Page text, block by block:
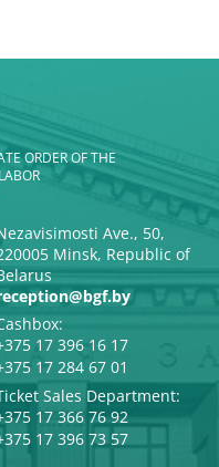
ORDER OF THE
Ave., 50,
Minsk, Republic of
17 396 16 17
17 284 67 01
Sales Department:
17 366 76 92
17 396 73 57